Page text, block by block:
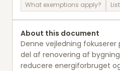
What exemptions apply?
About this document
Denne vejledning
del af renovering af
reducere energiforbruget